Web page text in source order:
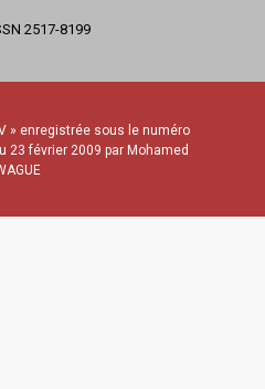
2517-8199
» enregistrée sous le numéro
23 février 2009 par Mohamed